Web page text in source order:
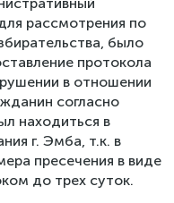
рассмотрения по
было
протокола
в отношении
согласно
находиться в
г. Эмба, т.к. в
пресечения в виде
до трех суток.